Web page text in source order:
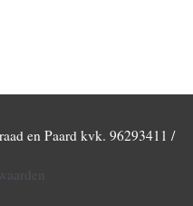
en Paard kvk. 96293411 /